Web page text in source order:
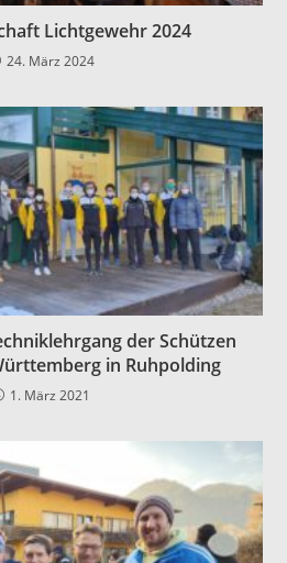
Lichtgewehr 2024
24. März 2024
der Schützen
in Ruhpolding
1. März 2021